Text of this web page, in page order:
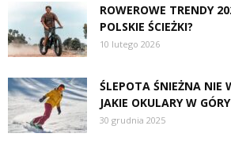
ROWEROWE TRENDY
POLSKIE ŚCIEŻKI?
10 lutego 2026
ŚLEPOTA ŚNIEŻNA NIE
JAKIE OKULARY W
30 grudnia 2025